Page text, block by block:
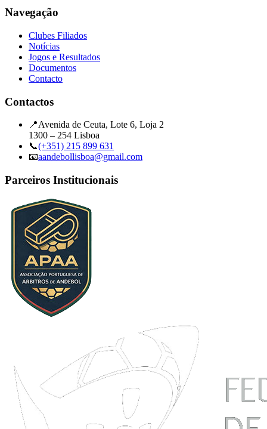
Navegação
Clubes Filiados
Notícias
Jogos e Resultados
Documentos
Contacto
Contactos
📍Avenida de Ceuta, Lote 6, Loja 2
1300 – 254 Lisboa
📞(+351) 215 899 631
📧aandebollisboa@gmail.com
Parceiros Institucionais